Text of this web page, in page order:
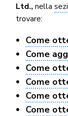
Ltd., nella
trovare:
Come
Come
Come
Come
Come
Come